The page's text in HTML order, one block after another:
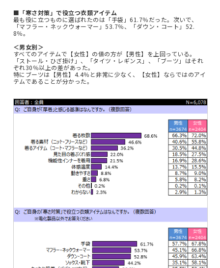
■「寒さ対策」で役立つ衣類アイテム
最も役に立つものに選ばれたのは「手袋」61.7％だった。次いで、
「マフラー・ネックウォーマー」53.7％、「ダウン・コート」52.
8％。
＜男女別＞
すべてのアイテムで【女性】の値の方が【男性】を上回っている。
「ストール・ひざ掛け」、「タイツ・レギンス」、「ブーツ」はそれ
ぞれ30％以上の差があった。
特にブーツは【男性】4.4％と非常に少なく、【女性】ならではのアイ
テムであることが分かった。